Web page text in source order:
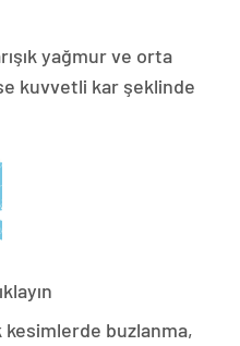
yağmur ve orta
kuvvetli kar şeklinde
kesimlerde buzlanma,